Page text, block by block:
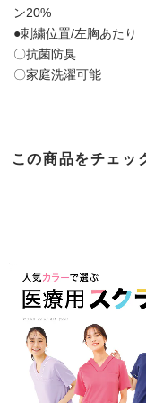
ン20%
●刺繍位置/左胸あたり
〇抗菌防臭
〇家庭洗濯可能
この商品をチェッ